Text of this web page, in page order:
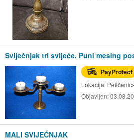
Svijećnjak tri svijeće. Puni mesing
PayProtect
Lokacija:
Objavljen:
MALI SVIJEĆNJAK